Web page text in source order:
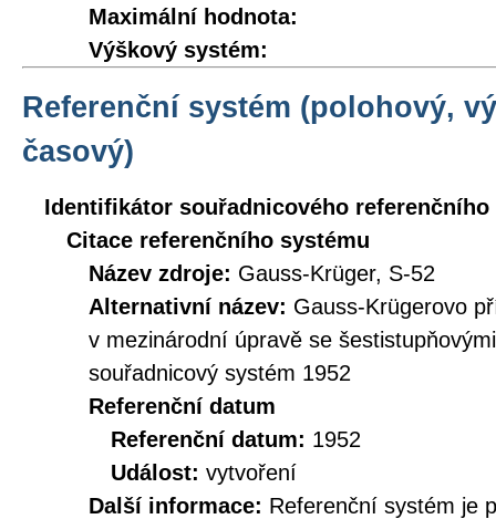
Maximální hodnota:
Výškový systém:
Referenční systém (polohový,
časový)
Identifikátor souřadnicového referenčního
Citace referenčního systému
Název zdroje: Gauss-Krüger, S-52
Alternativní název: Gauss-Krügerovo
v mezinárodní úpravě se
souřadnicový systém 1952
Referenční datum
Referenční datum: 1952
Událost: vytvoření
Další informace: Referenční systém je